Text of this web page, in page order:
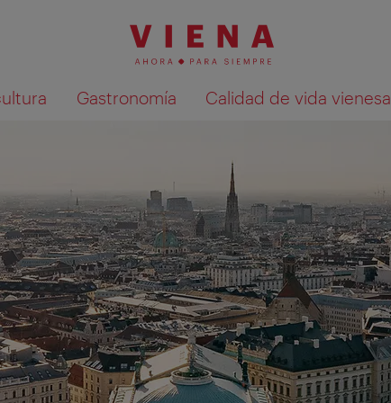
Gastronomía Calidad de vida vienesa